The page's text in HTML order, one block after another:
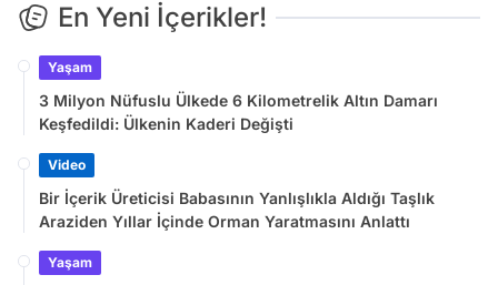
En Yeni İçerikler!
Yaşam
3 Milyon Nüfuslu Ülkede 6 Kilometrelik Altın Damarı
Keşfedildi: Ülkenin Kaderi Değişti
Video
Bir İçerik Üreticisi Babasının Yanlışlıkla Aldığı Taşlık
Araziden Yıllar İçinde Orman Yaratmasını Anlattı
Yaşam